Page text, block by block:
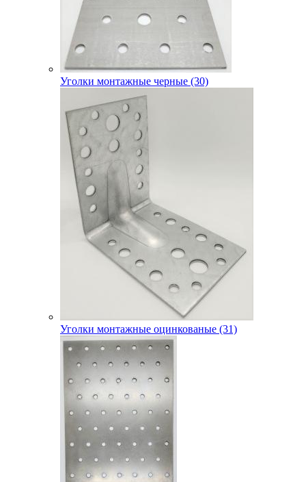
Уголки монтажные черные (30)
Уголки монтажные оцинкованые (31)